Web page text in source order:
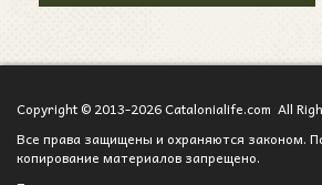
Copyright © 2013-2026 Catalonialife.com All
Все права защищены и охраняются законом.
копирование материалов запрещено.